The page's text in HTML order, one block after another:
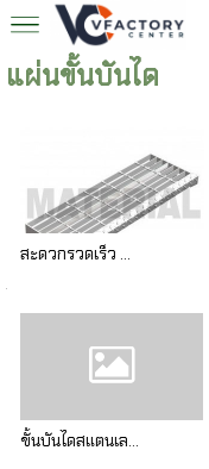
แผ่นขั้นบันได
สะดวกรวดเร็ว ...
ขั้นบันไดสแตนเล...